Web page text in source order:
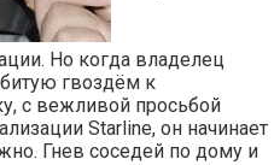
Но когда владелец
гвоздём к
с вежливой просьбой
Starline, он начинает
Гнев соседей по дому и